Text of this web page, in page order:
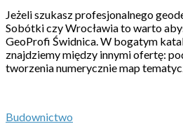
Jeżeli szukasz profesjonalnego
Sobótki czy Wrocławia to warto
GeoProfi Świdnica. W bogatym
znajdziemy między innymi ofertę:
tworzenia numerycznie map
Budownictwo